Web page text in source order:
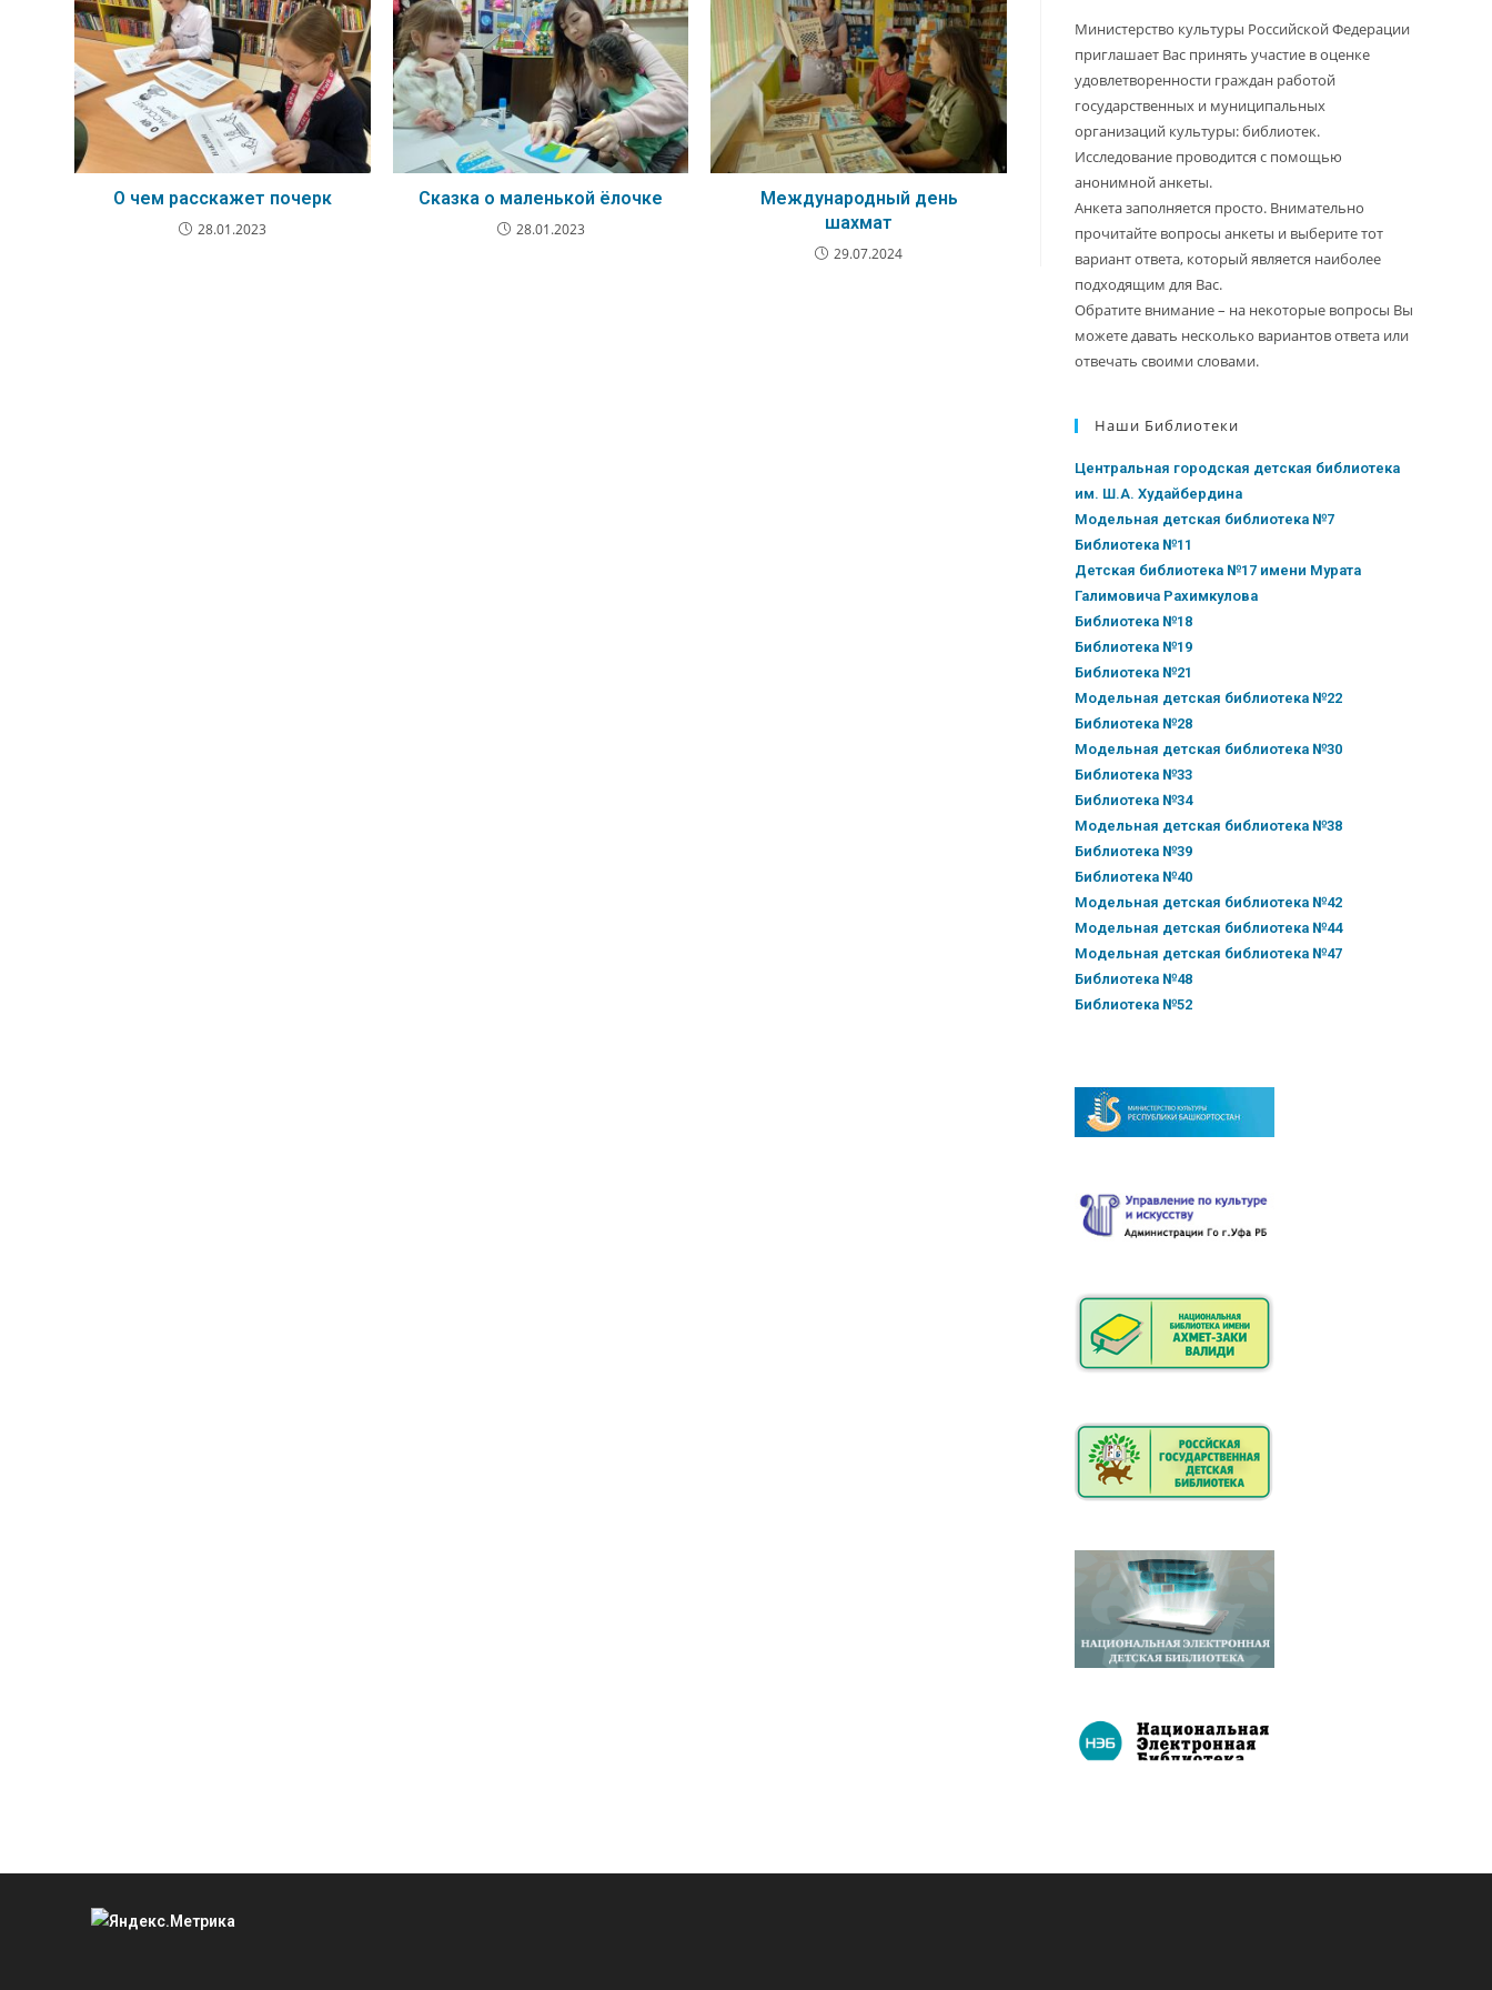
О чем расскажет почерк
28.01.2023
Сказка о маленькой ёлочке
28.01.2023
Международный день
шахмат
29.07.2024
Министерство культуры Российской Федерации
приглашает Вас принять участие в оценке
удовлетворенности граждан работой
государственных и муниципальных
организаций культуры: библиотек.
Исследование проводится с помощью
анонимной анкеты.
Анкета заполняется просто. Внимательно
прочитайте вопросы анкеты и выберите тот
вариант ответа, который является наиболее
подходящим для Вас.
Обратите внимание – на некоторые вопросы Вы
можете давать несколько вариантов ответа или
отвечать своими словами.
Наши Библиотеки
Центральная городская детская библиотека
им. Ш.А. Худайбердина
Модельная детская библиотека №7
Библиотека №11
Детская библиотека №17 имени Мурата
Галимовича Рахимкулова
Библиотека №18
Библиотека №19
Библиотека №21
Модельная детская библиотека №22
Библиотека №28
Модельная детская библиотека №30
Библиотека №33
Библиотека №34
Модельная детская библиотека №38
Библиотека №39
Библиотека №40
Модельная детская библиотека №42
Модельная детская библиотека №44
Модельная детская библиотека №47
Библиотека №48
Библиотека №52